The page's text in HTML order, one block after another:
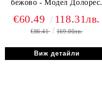
бежово - Модел Долорес.
€60.49 118.31лв.
€86.41 169.00лв.
Виж детайли